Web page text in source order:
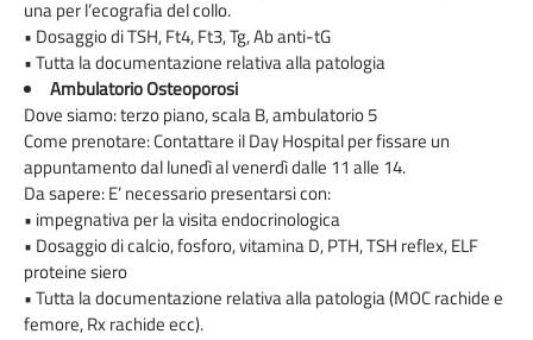
una per l’ecografia del collo.
• Dosaggio di TSH, Ft4, Ft3, Tg, Ab anti-tG
• Tutta la documentazione relativa alla patologia
Ambulatorio Osteoporosi
Dove siamo: terzo piano, scala B, ambulatorio 5
Come prenotare: Contattare il Day Hospital per fissare un
appuntamento dal lunedì al venerdì dalle 11 alle 14.
Da sapere: E’ necessario presentarsi con:
• impegnativa per la visita endocrinologica
• Dosaggio di calcio, fosforo, vitamina D, PTH, TSH reflex, ELF
proteine siero
• Tutta la documentazione relativa alla patologia (MOC rachide e
femore, Rx rachide ecc).